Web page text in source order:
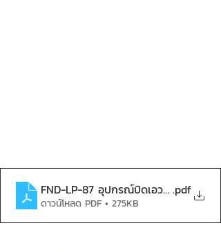
FND-LP-87 อุปกรณ์บิดเอวแบบนั่ง 2 ที่-
.pdf
ดาวน์โหลด PDF • 275KB